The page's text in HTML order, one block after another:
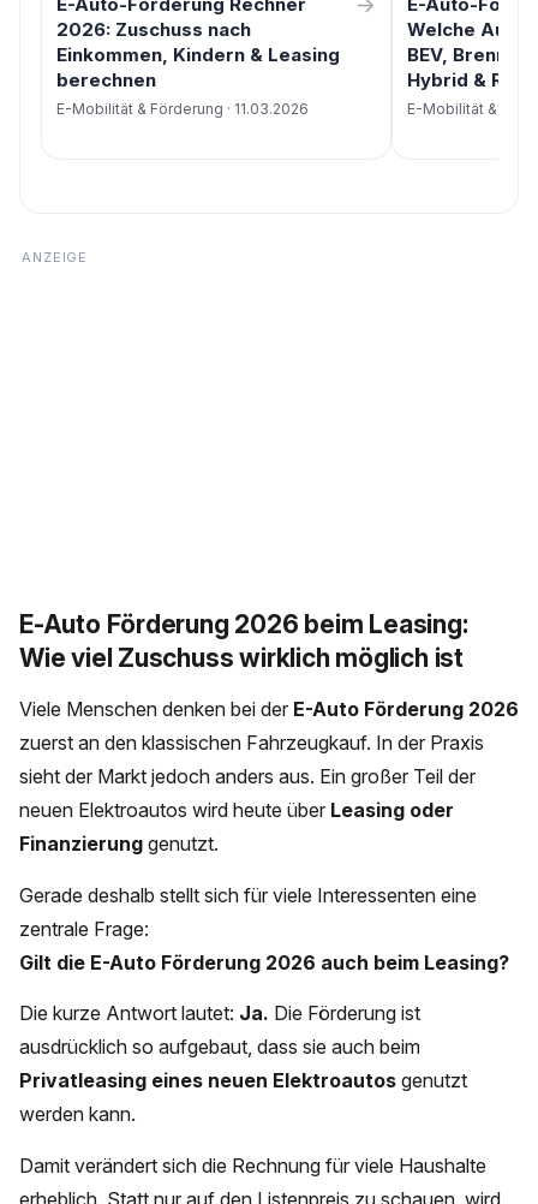
E-Auto-Förderung Rechner
2026: Zuschuss nach
Einkommen, Kindern & Leasing
berechnen
E-Mobilität & Förderung · 11.03.2026
E-Auto-
Welche
BEV,
Hybrid &
E-Mobilität &
E-Auto Förderung 2026 beim Leasing:
Wie viel Zuschuss wirklich möglich ist
Viele Menschen denken bei der E-Auto Förderung 2026
zuerst an den klassischen Fahrzeugkauf. In der Praxis
sieht der Markt jedoch anders aus. Ein großer Teil der
neuen Elektroautos wird heute über Leasing oder
Finanzierung genutzt.
Gerade deshalb stellt sich für viele Interessenten eine
zentrale Frage:
Gilt die E-Auto Förderung 2026 auch beim Leasing?
Die kurze Antwort lautet: Ja. Die Förderung ist
ausdrücklich so aufgebaut, dass sie auch beim
Privatleasing eines neuen Elektroautos genutzt
werden kann.
Damit verändert sich die Rechnung für viele Haushalte
erheblich. Statt nur auf den Listenpreis zu schauen, wird